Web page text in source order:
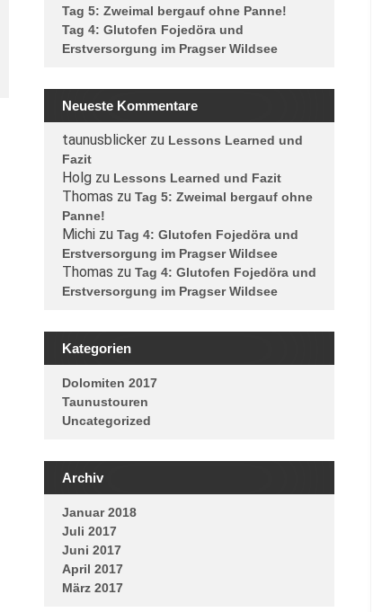
Tag 5: Zweimal bergauf ohne Panne!
Tag 4: Glutofen Fojedöra und
Erstversorgung im Pragser Wildsee
Neueste Kommentare
taunusblickerzu Lessons Learned und
Fazit
Holg zu Lessons Learned und Fazit
Thomas zu Tag 5: Zweimal bergauf ohne
Panne!
Michizu Tag 4: Glutofen Fojedöra und
Erstversorgung im Pragser Wildsee
Thomas zu Tag 4: Glutofen Fojedöra und
Erstversorgung im Pragser Wildsee
Kategorien
Dolomiten 2017
Taunustouren
Uncategorized
Archiv
Januar 2018
Juli 2017
Juni 2017
April 2017
März 2017